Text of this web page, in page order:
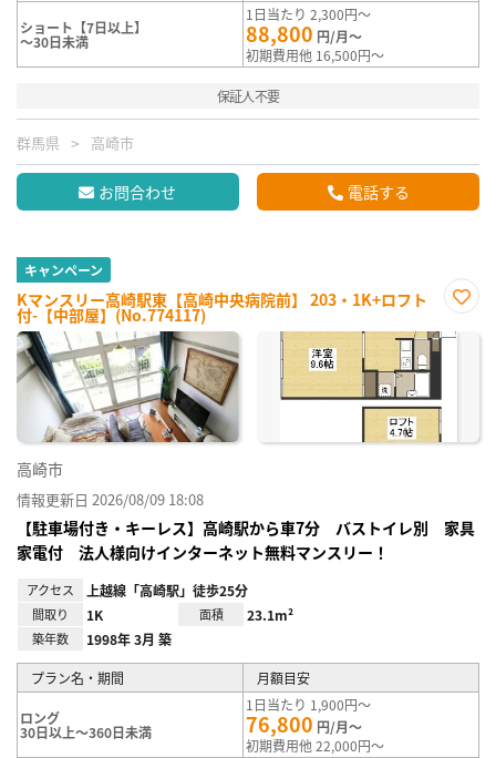
ショート【7日以上】
～30日未満
1日当たり 2,300円～
88,800 円/月～
初期費用他 16,500円～
保証人不要
群馬県 高崎市
お問合わせ 電話する
キャンペーン
Kマンスリー高崎駅東【高崎中央病院前】 203・1K+ロフト
付-【中部屋】(No.774117)
に入
高崎市
情報更新日 2026/08/09 18:08
【駐車場付き・キーレス】高崎駅から車7分 バストイレ別 家具
家電付 法人様向けインターネット無料マンスリー！
アクセス 上越線「高崎駅」徒歩25分
間取り 1K 面積 23.1m²
築年数 1998年 3月 築
プラン名・期間 月額目安
ロング
30日以上～360日未満
1日当たり 1,900円～
76,800 円/月～
初期費用他 22,000円～